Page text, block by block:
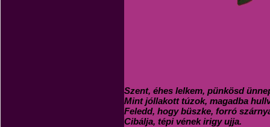
Szent, éhes lelkem, pünkösd
Mint jóllakott túzok, magadba
Feledd, hogy büszke, forró
Cibálja, tépi vének irigy ujja.